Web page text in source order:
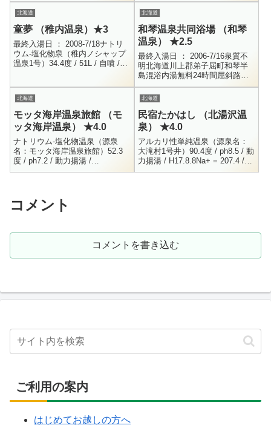
北海道
童夢 （稚内温泉）★3
最終入湯日 ： 2008-7/18ナトリ
ウム-塩化物泉（稚内ノシャップ
温泉1号）34.4度 / 51L / 自噴 /
北海道
和琴温泉共同浴場 （和琴
温泉） ★2.5
最終入湯日 ： 2006-7/16泉質不
明北海道川上郡弟子屈町和琴半
島混浴内湯無料24時間屈斜路湖
畔にある、多くの観光客で賑わ
う和 琴温泉。数軒の民宿とお土
産屋さんが並んでいるので...
北海道
モッタ海岸温泉旅館 （モ
ッタ海岸温泉） ★4.0
ナトリウム-塩化物温泉（源泉
名：モッタ海岸温泉旅館）52.3
度 / ph7.2 / 動力揚湯 /
R3.8.25Na+ = 2122 / K+ = 288.5
北海道
民宿たかはし （北湯沢温
泉） ★4.0
アルカリ性単純温泉（源泉名：
大滝村1号井）90.4度 / ph8.5 / 動
力揚湯 / H17.8.8Na+ = 207.4 /
K+ = 8.8 / NH4+ = 1.7 / C...
コメント
コメントを書き込む
ご利用の案内
はじめてお越しの方へ